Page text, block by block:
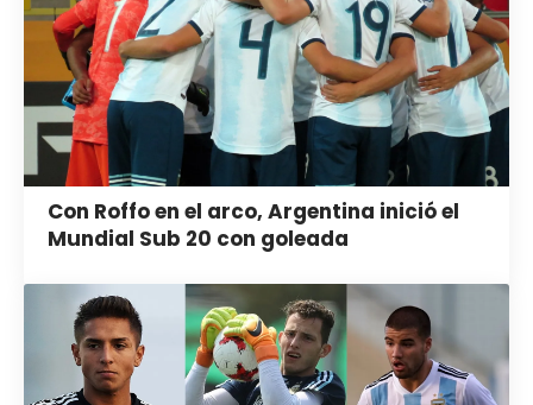
Con Roffo en el arco, Argentina inició el
Mundial Sub 20 con goleada